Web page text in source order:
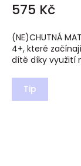
575 Kč
(NE)CHUTNÁ
4+, které
dítě díky využití
Tip